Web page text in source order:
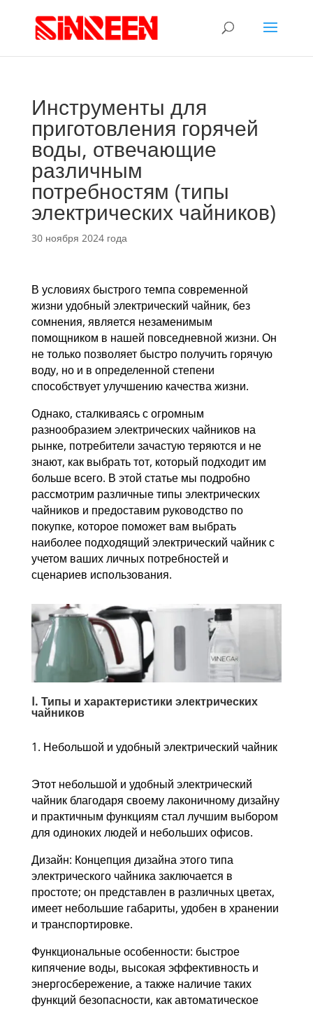
Инструменты для
приготовления горячей
воды, отвечающие
различным
потребностям (типы
электрических чайников)
30 ноября 2024 года
В условиях быстрого темпа современной
жизни удобный электрический чайник, без
сомнения, является незаменимым
помощником в нашей повседневной жизни. Он
не только позволяет быстро получить горячую
воду, но и в определенной степени
способствует улучшению качества жизни.
Однако, сталкиваясь с огромным
разнообразием электрических чайников на
рынке, потребители зачастую теряются и не
знают, как выбрать тот, который подходит им
больше всего. В этой статье мы подробно
рассмотрим различные типы электрических
чайников и предоставим руководство по
покупке, которое поможет вам выбрать
наиболее подходящий электрический чайник с
учетом ваших личных потребностей и
сценариев использования.
Ⅰ. Типы и характеристики электрических
чайников
1. Небольшой и удобный электрический чайник
Этот небольшой и удобный электрический
чайник благодаря своему лаконичному дизайну
и практичным функциям стал лучшим выбором
для одиноких людей и небольших офисов.
Дизайн: Концепция дизайна этого типа
электрического чайника заключается в
простоте; он представлен в различных цветах,
имеет небольшие габариты, удобен в хранении
и транспортировке.
Функциональные особенности: быстрое
кипячение воды, высокая эффективность и
энергосбережение, а также наличие таких
функций безопасности, как автоматическое